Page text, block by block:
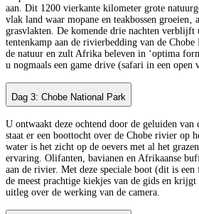
aan. Dit 1200 vierkante kilometer grote
vlak land waar mopane en teakbossen groeien‚
grasvlakten. De komende drie nachten verblijft
tentenkamp aan de rivierbedding van de
de natuur en zult Afrika beleven in ‘optima
u nogmaals een game drive (safari in een open
Dag 3: Chobe National Park
U ontwaakt deze ochtend door de geluiden van
staat er een boottocht over de Chobe rivier op
water is het zicht op de oevers met al het
ervaring. Olifanten, bavianen en Afrikaanse
aan de rivier. Met deze speciale boot (dit is
de meest prachtige kiekjes van de gids en krijgt
uitleg over de werking van de camera.